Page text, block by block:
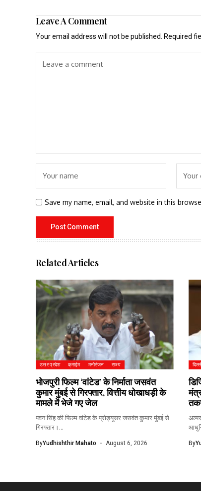
Leave A Comment
Your email address will not be published. Required
Save my name, email, and website in this
Related Articles
उत्तर प्रदेश क्राईम मनोरंजन राज्य
भोजपुरी फिल्म ‘वांटेड’ के निर्माता जसवंत
कुमार मुंबई से गिरफ्तार, वित्तीय धोखाधड़ी के
मामले में भेजे गए जेल
पवन सिंह की फिल्म वांटेड के प्रोड्यूसर जसवंत कुमार मुंबई से
गिरफ्तार।...
ByYudhishthir Mahato August 6, 2026 By